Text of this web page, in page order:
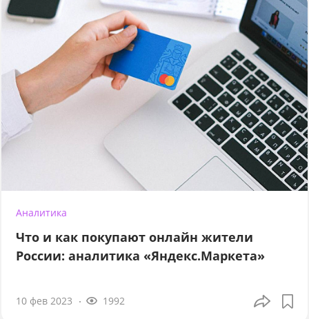
Аналитика
Что и как покупают онлайн жители
России: аналитика «Яндекс.Маркета»
10 фев 2023 1992